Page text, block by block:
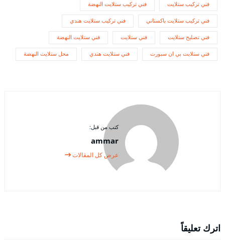
فني تركيب ستلايت فني تركيب ستلايت النهضة
فني تركيب ستلايت باكستاني فني تركيب ستلايت هندي
فني تصليح ستلايت فني ستلايت فني ستلايت النهضة
فني ستلايت بي ان سبورت فني ستلايت هندي محل ستلايت النهضة
كتب من قبل:
ammar
عرض كل المقالات
اترك تعليقاً